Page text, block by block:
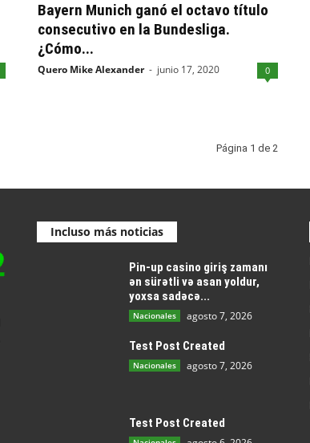
Bayern Munich ganó el octavo título
consecutivo en la Bundesliga.
¿Cómo...
Quero Mike Alexander - junio 17, 2020 0
Página 1 de 2
Incluso más noticias
Pin-up casino giriş zamanı
ən sürətli və asan yoldur,
yoxsa sadəcə...
Nacionales agosto 7, 2026
Test Post Created
Nacionales agosto 7, 2026
Test Post Created